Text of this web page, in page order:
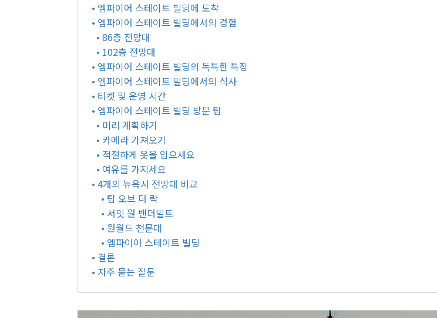
• 엠파이어 스테이트 빌딩에 도착
• 엠파이어 스테이트 빌딩에서의 경험
• 86층 전망대
• 102층 전망대
• 엠파이어 스테이트 빌딩의 독특한 특징
• 엠파이어 스테이트 빌딩에서의 식사
• 티켓 및 운영 시간
• 엠파이어 스테이트 빌딩 방문 팁
• 미리 계획하기
• 카메라 가져오기
• 적절하게 옷을 입으세요
• 여유를 가지세요
• 4개의 뉴욕시 전망대 비교
• 탑 오브 더 락
• 서밋 원 밴더빌트
• 원월드 천문대
• 엠파이어 스테이트 빌딩
• 결론
• 자주 묻는 질문